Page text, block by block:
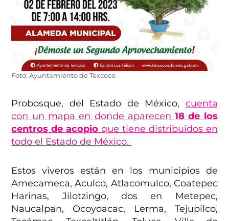
Foto: Ayuntamiento de Texcoco
Probosque, del Estado de México, cuenta
con un mapa en donde aparecen18 de los
centros de acopio que tiene distribuidos en
todo el Estado de México.
Estos viveros están en los municipios de
Amecameca, Aculco, Atlacomulco, Coatepec
Harinas, Jilotzingo, dos en Metepec,
Naucalpan, Ocoyoacac, Lerma, Tejupilco,